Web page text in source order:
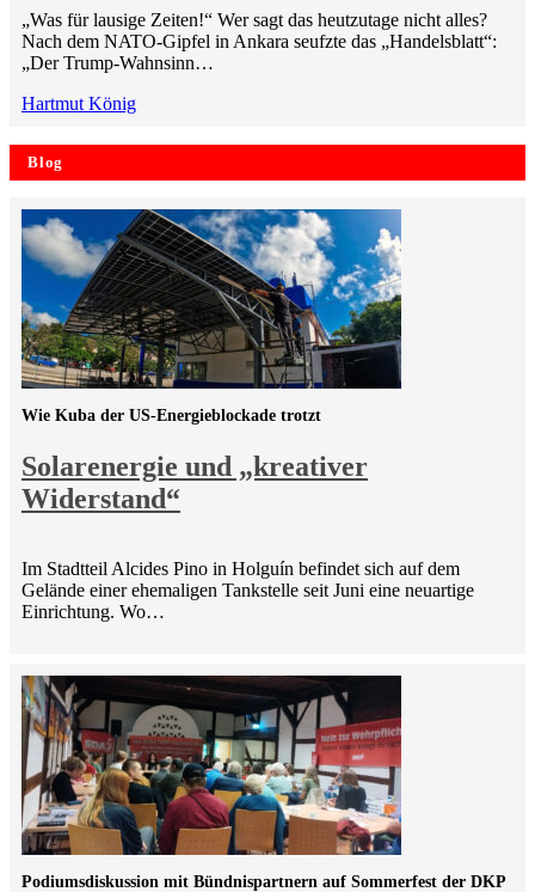
„Was für lausige Zeiten!“ Wer sagt das heutzutage nicht alles?
Nach dem NATO-Gipfel in Ankara seufzte das „Handelsblatt“:
„Der Trump-Wahnsinn…
Hartmut König
Blog
Solarenergie und „kreativer
Widerstand“
Wie Kuba der US-Energieblockade trotzt
Im Stadtteil Alcides Pino in Holguín befindet sich auf dem
Gelände einer ehemaligen Tankstelle seit Juni eine neuartige
Einrichtung. Wo…
Podiumsdiskussion mit Bündnispartnern auf Sommerfest der DKP